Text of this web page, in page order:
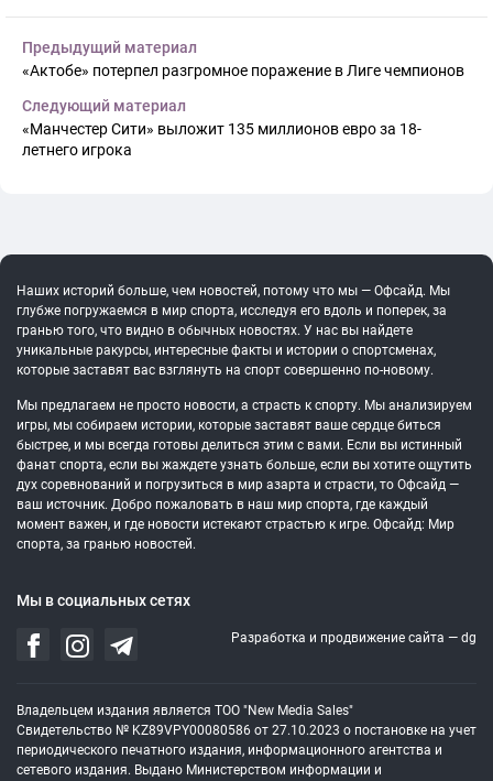
Предыдущий материал
«Актобе» потерпел разгромное поражение в Лиге чемпионов
Следующий материал
«Манчестер Сити» выложит 135 миллионов евро за 18-
летнего игрока
Наших историй больше, чем новостей, потому что мы — Офсайд. Мы
глубже погружаемся в мир спорта, исследуя его вдоль и поперек, за
гранью того, что видно в обычных новостях. У нас вы найдете
уникальные ракурсы, интересные факты и истории о спортсменах,
которые заставят вас взглянуть на спорт совершенно по-новому.
Мы предлагаем не просто новости, а страсть к спорту. Мы анализируем
игры, мы собираем истории, которые заставят ваше сердце биться
быстрее, и мы всегда готовы делиться этим с вами. Если вы истинный
фанат спорта, если вы жаждете узнать больше, если вы хотите ощутить
дух соревнований и погрузиться в мир азарта и страсти, то Офсайд —
ваш источник. Добро пожаловать в наш мир спорта, где каждый
момент важен, и где новости истекают страстью к игре. Офсайд: Мир
спорта, за гранью новостей.
Мы в социальных сетях
Разработка и продвижение сайта — dg
Владельцем издания является ТОО "New Media Sales"
Свидетельство № KZ89VPY00080586 от 27.10.2023 о постановке на учет
периодического печатного издания, информационного агентства и
сетевого издания. Выдано Министерством информации и